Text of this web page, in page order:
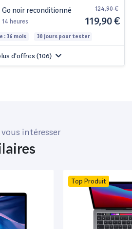
Go noir reconditionné
14 heures
124,90 €
119,90 €
: 36 mois 30 jours pour tester
d'offres (106)
intéresser
Top Produit